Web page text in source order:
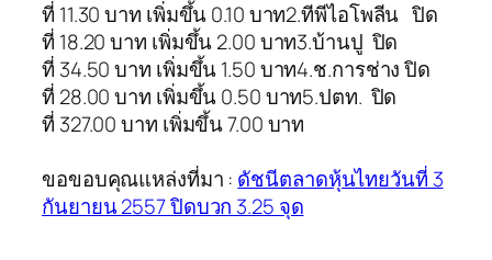
ที่ 11.30 บาท เพิ่มขึ้น 0.10 บาท2.ทีพีไอโพลีน ปิด
ที่ 18.20 บาท เพิ่มขึ้น 2.00 บาท3.บ้านปู ปิด
ที่ 34.50 บาท เพิ่มขึ้น 1.50 บาท4.ช.การช่าง ปิด
ที่ 28.00 บาท เพิ่มขึ้น 0.50 บาท5.ปตท. ปิด
ที่ 327.00 บาท เพิ่มขึ้น 7.00 บาท
ขอขอบคุณแหล่งที่มา : ดัชนีตลาดหุ้นไทยวันที่ 3
กันยายน 2557 ปิดบวก 3.25 จุด